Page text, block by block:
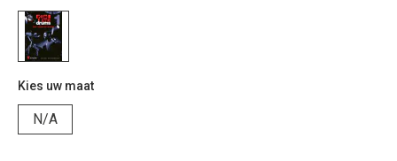
Kies uw maat
N/A